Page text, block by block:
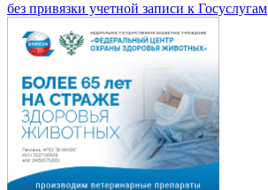
без привязки учетной записи к Госуслугам